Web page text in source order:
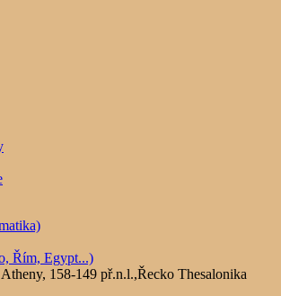
Řím, Egypt...)
158-149 př.n.l.,Řecko Thesalonika